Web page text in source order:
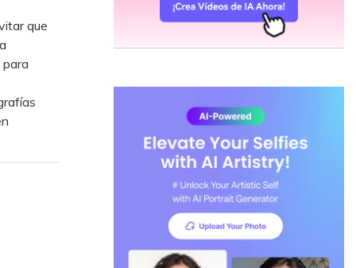
que